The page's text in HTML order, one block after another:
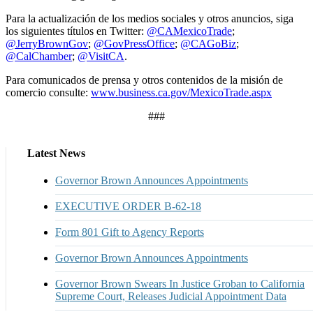
Para la actualización de los medios sociales y otros anuncios, siga
los siguientes títulos en Twitter: @CAMexicoTrade;
@JerryBrownGov; @GovPressOffice; @CAGoBiz;
@CalChamber; @VisitCA.
Para comunicados de prensa y otros contenidos de la misión de
comercio consulte: www.business.ca.gov/MexicoTrade.aspx
###
Latest News
Governor Brown Announces Appointments
EXECUTIVE ORDER B-62-18
Form 801 Gift to Agency Reports
Governor Brown Announces Appointments
Governor Brown Swears In Justice Groban to California
Supreme Court, Releases Judicial Appointment Data